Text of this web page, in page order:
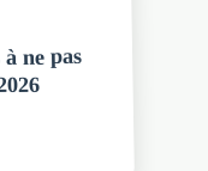
ne pas